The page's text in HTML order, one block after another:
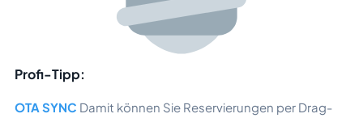
Profi-Tipp:
OTA SYNC Damit können Sie Reservierungen per Drag-